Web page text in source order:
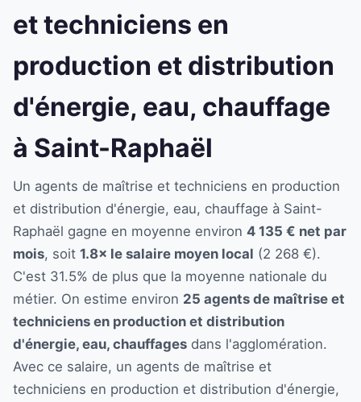
et techniciens en
production et distribution
d'énergie, eau, chauffage
à Saint-Raphaël
Un agents de maîtrise et techniciens en production
et distribution d'énergie, eau, chauffage à Saint-
Raphaël gagne en moyenne environ 4 135 € net par
mois, soit 1.8× le salaire moyen local (2 268 €).
C'est 31.5% de plus que la moyenne nationale du
métier. On estime environ 25 agents de maîtrise et
techniciens en production et distribution
d'énergie, eau, chauffages dans l'agglomération.
Avec ce salaire, un agents de maîtrise et
techniciens en production et distribution d'énergie,